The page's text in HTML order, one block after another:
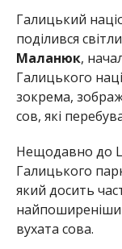
Галицький
поділився
Маланюк,
Галицького
зокрема,
сов, які
Нещодавно до
Галицького
який досить
вухата сова.